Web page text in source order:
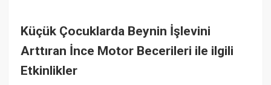
Küçük Çocuklarda Beynin İşlevini
Arttıran İnce Motor Becerileri ile ilgili
Etkinlikler